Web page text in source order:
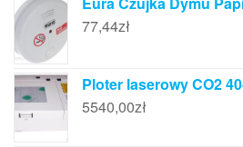
77,44zł
Ploter laserowy CO2
5540,00zł